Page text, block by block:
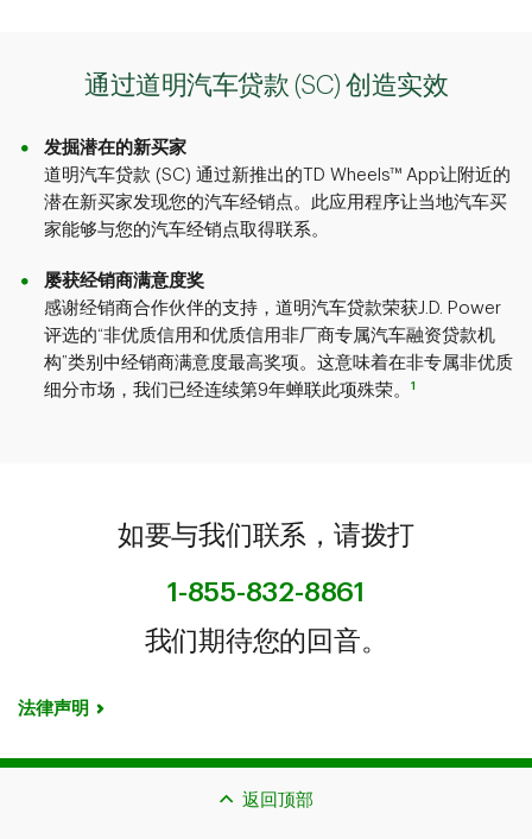
通过道明汽车贷款 (SC) 创造实效
发掘潜在的新买家
道明汽车贷款 (SC) 通过新推出的TD Wheels™ App让附近的
潜在新买家发现您的汽车经销点。此应用程序让当地汽车买
家能够与您的汽车经销点取得联系。
屡获经销商满意度奖
感谢经销商合作伙伴的支持，道明汽车贷款荣获J.D. Power
评选的“非优质信用和优质信用非厂商专属汽车融资贷款机
构”类别中经销商满意度最高奖项。这意味着在非专属非优质
细分市场，我们已经连续第9年蝉联此项殊荣。 1
如要与我们联系，请拨打
1-855-832-8861
我们期待您的回音。
法律声明
返回顶部